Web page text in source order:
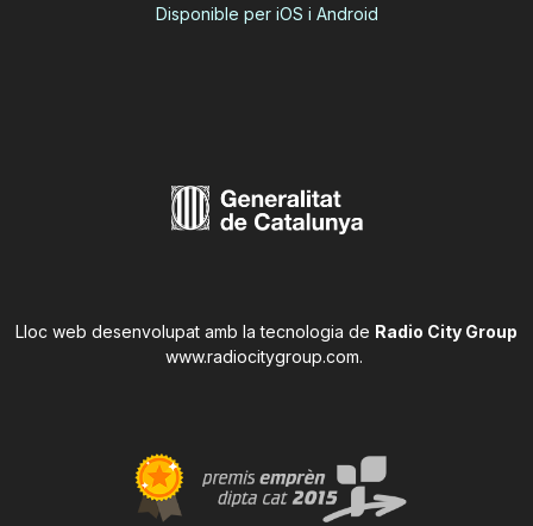
Disponible per iOS i Android
Lloc web desenvolupat amb la tecnologia de Radio City Group
www.radiocitygroup.com.